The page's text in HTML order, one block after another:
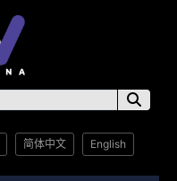
简体中文 English